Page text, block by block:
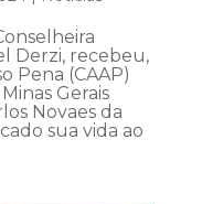
Derzi, recebeu,
Pena (CAAP)
Gerais
Novaes da
sua vida ao